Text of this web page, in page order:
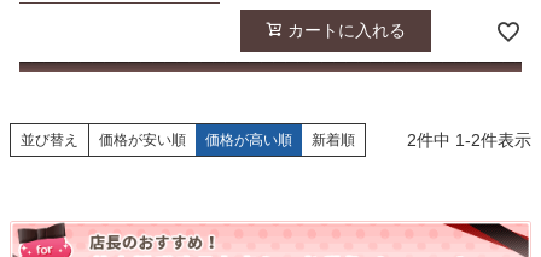
カートに入れる
並び替え 価格が安い順 価格が高い順 新着順 2件中 1-2件表示